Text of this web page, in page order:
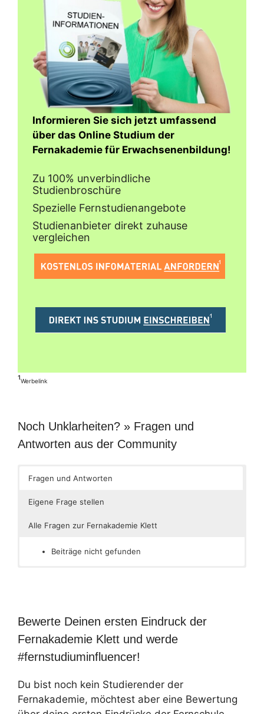
Informieren Sie sich jetzt umfassend
über das Online Studium der
Fernakademie für Erwachsenenbildung!
Zu 100% unverbindliche
Studienbroschüre
Spezielle Fernstudienangebote
Studienanbieter direkt zuhause
vergleichen
¹Werbelink
Noch Unklarheiten? » Fragen und
Antworten aus der Community
Fragen und Antworten
Eigene Frage stellen
Alle Fragen zur Fernakademie Klett
Beiträge nicht gefunden
Bewerte Deinen ersten Eindruck der
Fernakademie Klett und werde
#fernstudiuminfluencer!
Du bist noch kein Studierender der
Fernakademie, möchtest aber eine Bewertung